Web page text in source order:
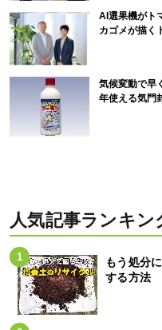
AI選果機がト
カゴメが描く
気候変動で早
年使える気門
人気記事ランキン
もう処分
する方法